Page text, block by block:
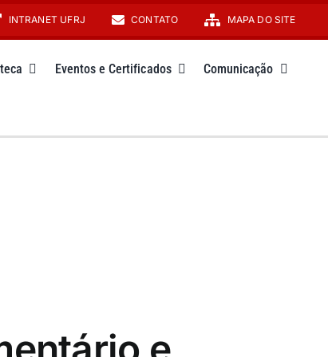
INTRANET UFRJ CONTATO MAPA DO SITE
Eventos e Certificados Comunicação